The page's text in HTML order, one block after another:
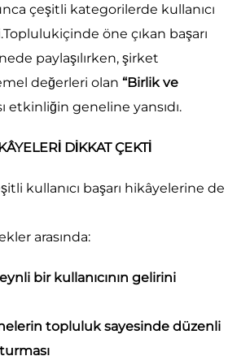
çeşitli kategorilerde kullanıcı
öne çıkan başarı
paylaşılırken, şirket
değerleri olan “Birlik ve
etkinliğin geneline yansıdı.
DİKKAT ÇEKTİ
kullanıcı başarı hikâyelerine de
arasında:
bir kullanıcının gelirini
topluluk sayesinde düzenli